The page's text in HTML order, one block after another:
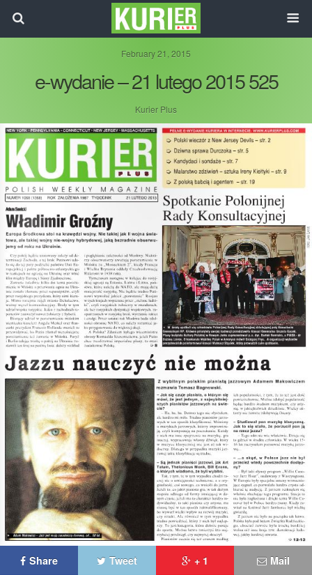
February 21, 2015
e-wydanie – 21 lutego 2015 525
Kurier Plus
Share Tweet + 1 Mail